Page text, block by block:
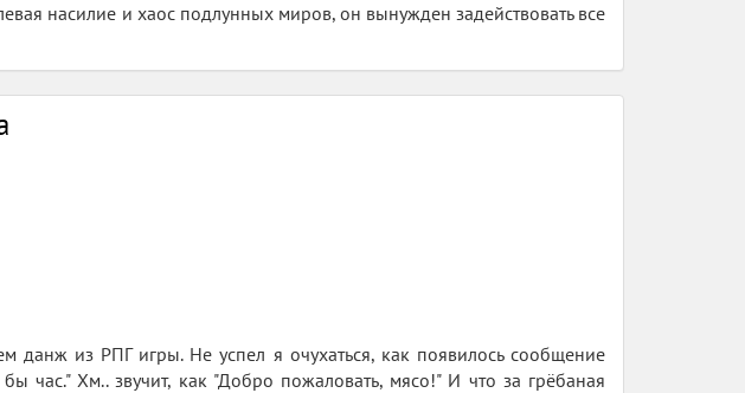
насилие и хаос подлунных миров, он вынужден задействовать все
данж из РПГ игры. Не успел я очухаться, как появилось сообщение
час." Хм.. звучит, как "Добро пожаловать, мясо!" И что за грёбаная